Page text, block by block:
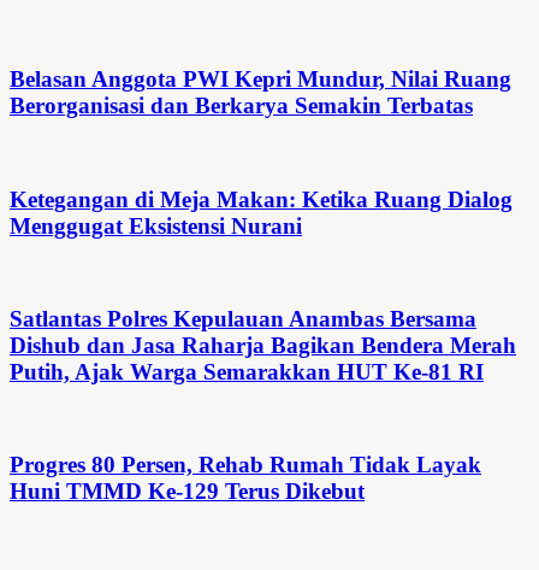
Belasan Anggota PWI Kepri Mundur, Nilai Ruang
Berorganisasi dan Berkarya Semakin Terbatas
Ketegangan di Meja Makan: Ketika Ruang Dialog
Menggugat Eksistensi Nurani
Satlantas Polres Kepulauan Anambas Bersama
Dishub dan Jasa Raharja Bagikan Bendera Merah
Putih, Ajak Warga Semarakkan HUT Ke-81 RI
Progres 80 Persen, Rehab Rumah Tidak Layak
Huni TMMD Ke-129 Terus Dikebut